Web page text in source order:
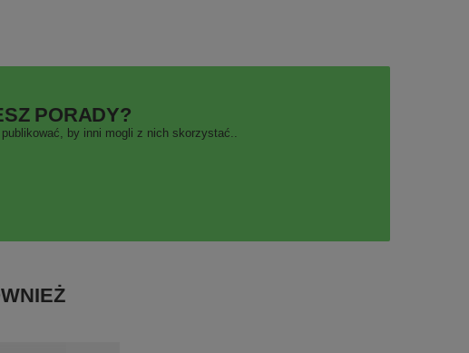
PORADY?
by inni mogli z nich skorzystać..